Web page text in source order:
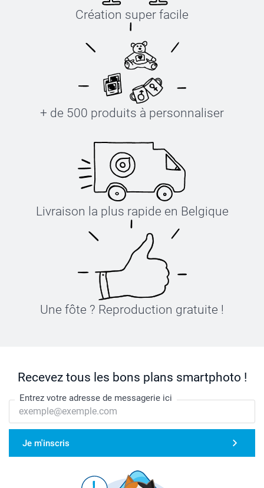
Création super facile
+ de 500 produits à personnaliser
Livraison la plus rapide en Belgique
Une fôte ? Reproduction gratuite !
Recevez tous les bons plans smartphoto !
Entrez votre adresse de messagerie ici
Je m'inscris